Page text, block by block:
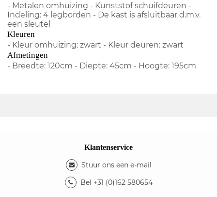
- Metalen omhuizing - Kunststof schuifdeuren -
Indeling: 4 legborden - De kast is afsluitbaar d.m.v.
een sleutel
Kleuren
- Kleur omhuizing: zwart - Kleur deuren: zwart
Afmetingen
- Breedte: 120cm - Diepte: 45cm - Hoogte: 195cm
Klantenservice
Stuur ons een e-mail
Bel +31 (0)162 580654